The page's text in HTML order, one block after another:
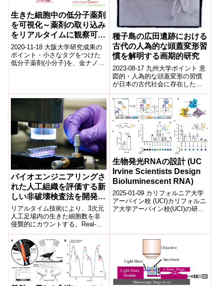
生きた細胞中の低分子薬剤
を可視化～薬剤の取り込み
をリアルタイムに観察可能
に～
2020-11-18 大阪大学研究成果の
ポイント・小さなタグをつけた
低分子薬剤(小分子)を、金ナノ粒
種子島の広田遺跡における
古代の人為的な頭蓋変形習
慣を解明する画期的研究
2023-08-17 九州大学ポイント 意
図的・人為的な頭蓋変形の習慣
が日本の古代社会に存在したか
否かは未解明だった。 鹿児島県
種子島にある広田遺跡から出土
した...
バイオエンジニアリングさ
れた人工組織を評価する新
しい非破壊検査法を開発
(NIST Develops New
Nondestructive Method
for Assessing
Bioengineered Artificial
Tissues)
リアルタイム技術により、3次元
人工足場内の生きた細胞数を非
侵襲的にカウントする。Real-
time technique noninvasively
counts...
生物発光RNAの設計 (UC
Irvine Scientists Design
Bioluminescent RNA)
2025-01-09 カリフォルニア大学
アーバイン校 (UCI)カリフォルニ
ア大学アーバイン校(UCI)の研究